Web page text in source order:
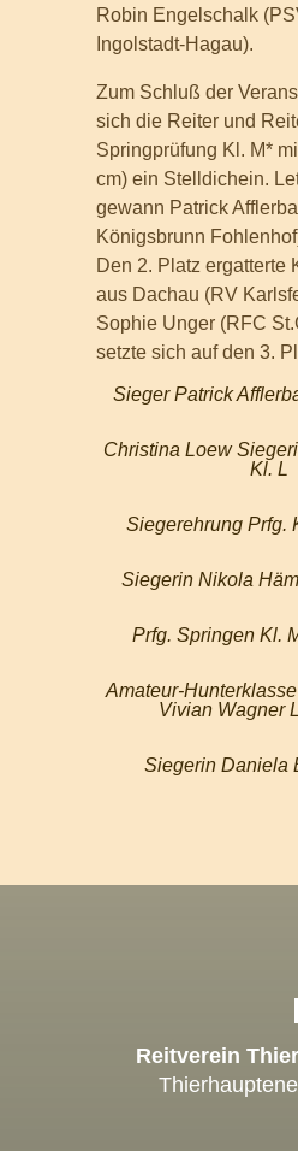
Robin Engelschalk
Ingolstadt-Hagau).
Zum Schluß der
sich die Reiter und
Springprüfung Kl. M*
cm) ein Stelldichein.
gewann Patrick
Königsbrunn
Den 2. Platz ergatterte
aus Dachau (RV
Sophie Unger (RFC
setzte sich auf den 3.
Sieger Patrick
Christina Loew
Kl. L
Siegerehrung Prfg.
Siegerin Nikola
Prfg. Springen Kl.
Amateur-
Vivian Wagner
Siegerin Daniela
Reitverein